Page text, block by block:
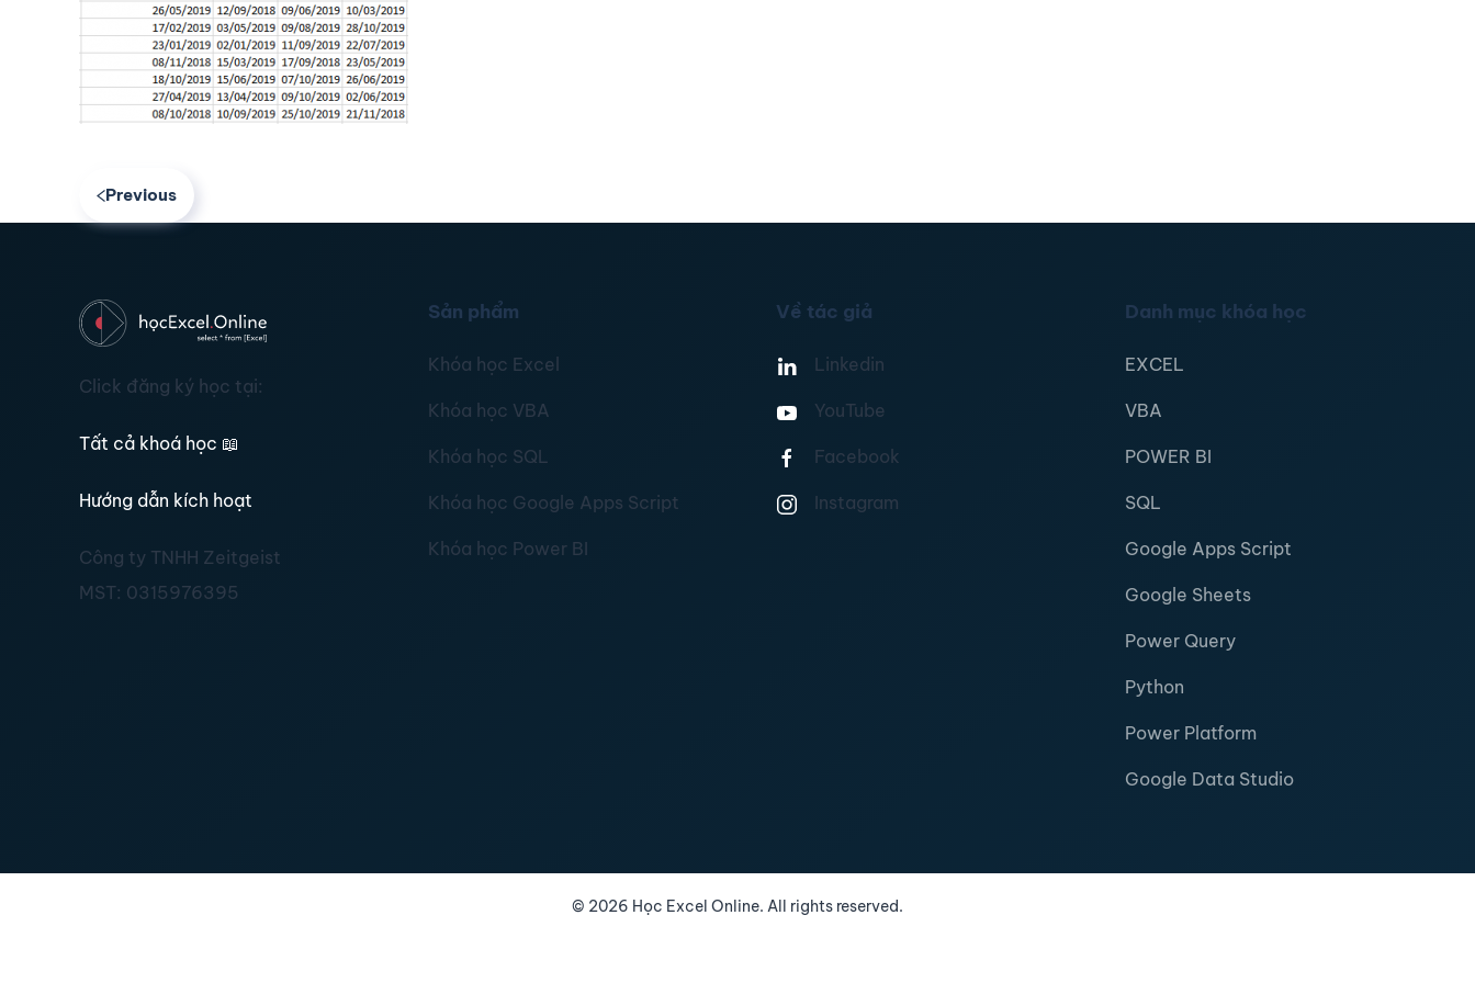
Previous
Click đăng ký học tại:
Tất cả khoá học 📖
Hướng dẫn kích hoạt
Công ty TNHH Zeitgeist
MST: 0315976395
Sản phẩm
Khóa học Excel
Khóa học VBA
Khóa học SQL
Khóa học Google Apps Script
Khóa học Power BI
Về tác giả
Linkedin
YouTube
Facebook
Instagram
Danh mục khóa học
EXCEL
VBA
POWER BI
SQL
Google Apps Script
Google Sheets
Power Query
Python
Power Platform
Google Data Studio
© 2026 Học Excel Online. All rights reserved.